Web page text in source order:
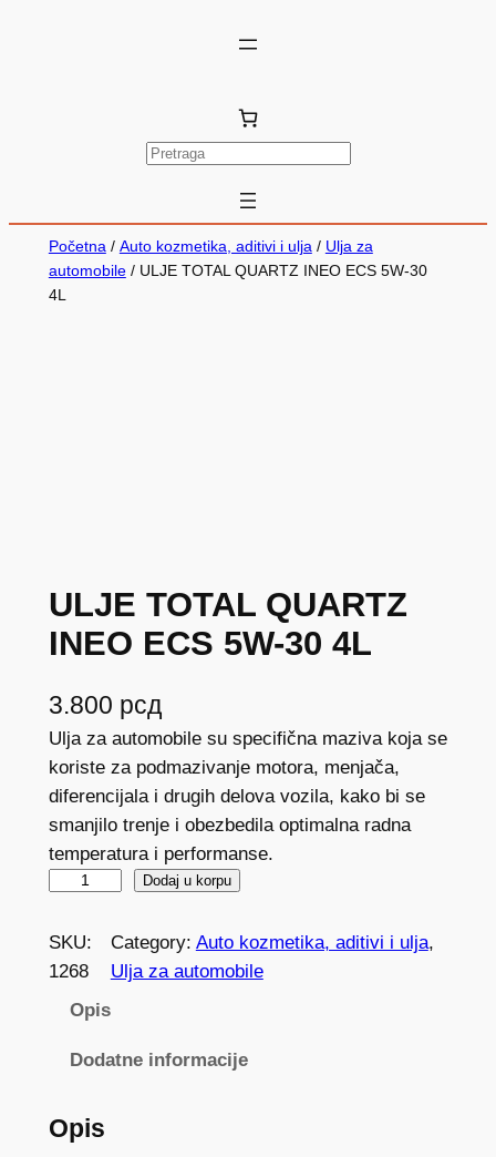
P
t
r
Početna/ Auto kozmetika, aditivi i ulja/ Ulja za
automobile/ ULJE TOTAL QUARTZ INEO ECS 5W-30
4L
ULJE TOTAL QUARTZ
INEO ECS 5W-30 4L
3.800 рсд
Ulja za automobile su specifična maziva koja se
koriste za podmazivanje motora, menjača,
diferencijala i drugih delova vozila, kako bi se
smanjilo trenje i obezbedila optimalna radna
temperatura i performanse.
J
E
Q
Dodaj u korpu
SKU:
1268
Category: Auto kozmetika, aditivi i ulja
Ulja za automobile
Opis
Dodatne informacije
Opis